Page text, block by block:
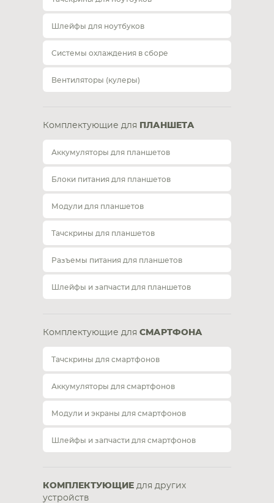
Шлейфы для ноутбуков
Системы охлаждения в сборе
Вентиляторы (кулеры)
Комплектующие для ПЛАНШЕТА
Аккумуляторы для планшетов
Блоки питания для планшетов
Модули для планшетов
Тачскрины для планшетов
Разъемы питания для планшетов
Шлейфы и запчасти для планшетов
Комплектующие для СМАРТФОНА
Тачскрины для смартфонов
Аккумуляторы для смартфонов
Модули и экраны для смартфонов
Шлейфы и запчасти для смартфонов
КОМПЛЕКТУЮЩИЕ для других
устройств